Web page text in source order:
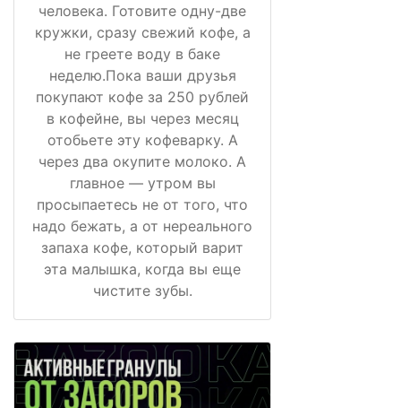
человека. Готовите одну-две
кружки, сразу свежий кофе, а
не греете воду в баке
неделю.Пока ваши друзья
покупают кофе за 250 рублей
в кофейне, вы через месяц
отобьете эту кофеварку. А
через два окупите молоко. А
главное — утром вы
просыпаетесь не от того, что
надо бежать, а от нереального
запаха кофе, который варит
эта малышка, когда вы еще
чистите зубы.